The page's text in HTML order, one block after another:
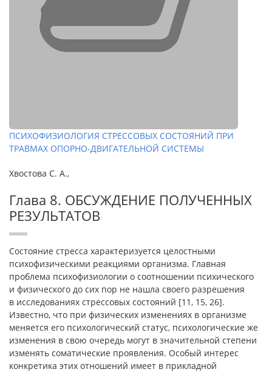
ПСИХОФИЗИОЛОГИЯ СТРЕССОВЫХ СОСТОЯНИЙ ПРИ
ТРАВМАХ ОПОРНО-ДВИГАТЕЛЬНОЙ СИСТЕМЫ
Хвостова С. А.,
Глава 8. ОБСУЖДЕНИЕ ПОЛУЧЕННЫХ
РЕЗУЛЬТАТОВ
Состояние стресса характеризуется целостными
психофизическими реакциями организма. Главная
проблема психофизиологии о соотношении психического
и физического до сих пор не нашла своего разрешения
в исследованиях стрессовых состояний [11, 15, 26].
Известно, что при физических изменениях в организме
меняется его психологический статус, психологические же
изменения в свою очередь могут в значительной степени
изменять соматические проявления. Особый интерес
конкретика этих отношений имеет в прикладной